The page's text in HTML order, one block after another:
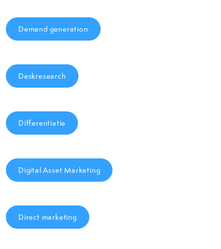
Demand generation
Deskresearch
Differentiatie
Digital Asset Marketing
Direct marketing